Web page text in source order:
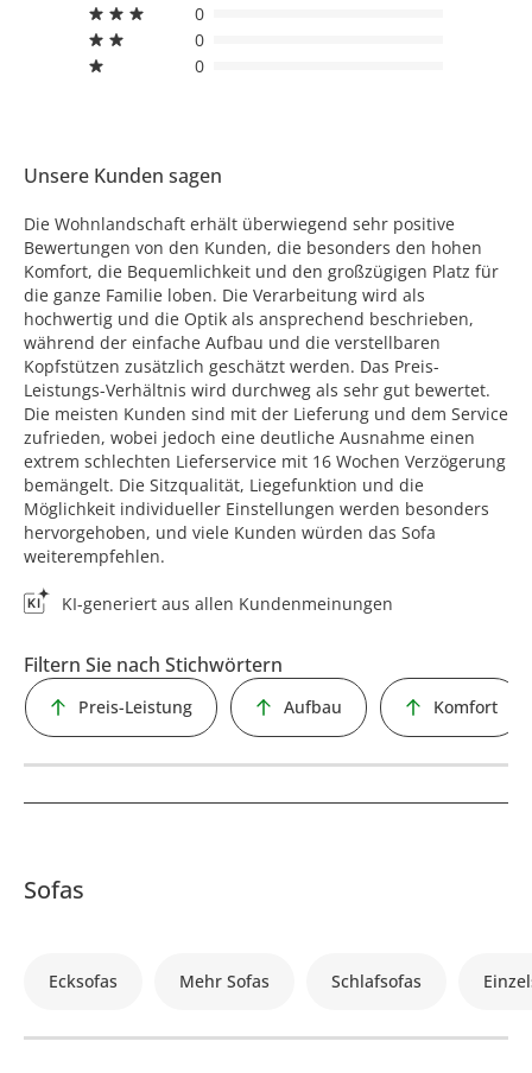
0
0
0
Unsere Kunden sagen
Die Wohnlandschaft erhält überwiegend sehr positive
Bewertungen von den Kunden, die besonders den hohen
Komfort, die Bequemlichkeit und den großzügigen Platz für
die ganze Familie loben. Die Verarbeitung wird als
hochwertig und die Optik als ansprechend beschrieben,
während der einfache Aufbau und die verstellbaren
Kopfstützen zusätzlich geschätzt werden. Das Preis-
Leistungs-Verhältnis wird durchweg als sehr gut bewertet.
Die meisten Kunden sind mit der Lieferung und dem Service
zufrieden, wobei jedoch eine deutliche Ausnahme einen
extrem schlechten Lieferservice mit 16 Wochen Verzögerung
bemängelt. Die Sitzqualität, Liegefunktion und die
Möglichkeit individueller Einstellungen werden besonders
hervorgehoben, und viele Kunden würden das Sofa
weiterempfehlen.
KI-generiert aus allen Kundenmeinungen
Filtern Sie nach Stichwörtern
Preis-Leistung Aufbau Komfort
Sofas
Ecksofas Mehr Sofas Schlafsofas